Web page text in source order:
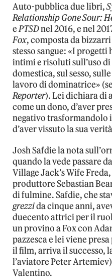
Auto-pubblica due libri,
Relationship Gone Sour:
ePTSDnel 2016, e nel
Fox, composta da
stesso sangue: «I
intimi e risoluti sull’uso
domestica, sul sesso,
lavoro di dominatrice»
Reporter). Lei dichiara di
come un dono, d’aver
negativo trasformandolo
d’aver vissuto la sua
Josh Safdie la nota
quando la vede passare
Village Jack’s Wife
produttore Sebastian
di fulmine. Safdie, che
grezzida cinque anni,
duecento attrici per il
un provino a Fox con
pazzesca e lei viene
il film, arriva il successo,
l’aviatore Peter
Valentino.